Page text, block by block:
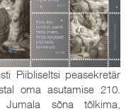
Piibliseltsi peasekretär
oma asutamise 210.
Jumala sõna tõlkima,